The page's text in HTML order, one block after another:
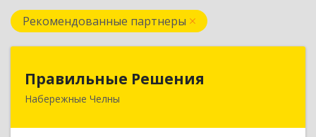
Рекомендованные партнеры
Правильные Решения
Набережные Челны
423832, Татарстан Респ, Набережные Челны г,